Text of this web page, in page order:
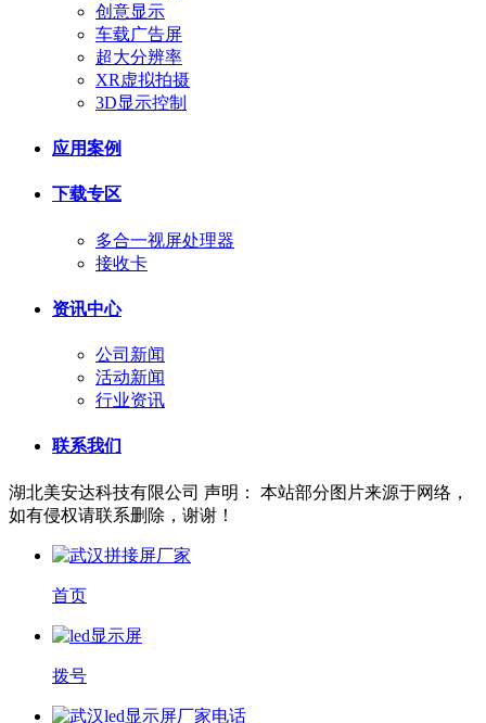
创意显示
车载广告屏
超大分辨率
XR虚拟拍摄
3D显示控制
应用案例
下载专区
多合一视屏处理器
接收卡
资讯中心
公司新闻
活动新闻
行业资讯
联系我们
湖北美安达科技有限公司 声明： 本站部分图片来源于网络，
如有侵权请联系删除，谢谢！
首页
拨号